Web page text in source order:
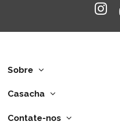
Sobre
Casacha
Contate-nos